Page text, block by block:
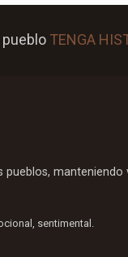
TENGA
manteniendo
sentimental.